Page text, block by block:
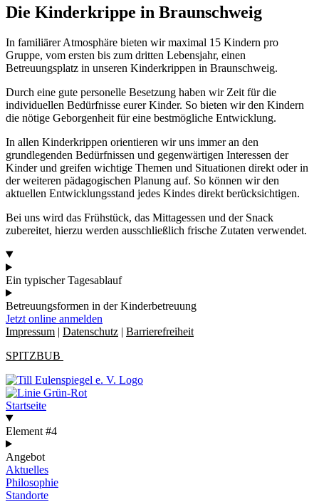
Die Kinderkrippe in Braunschweig
In familiärer Atmosphäre bieten wir maximal 15 Kindern pro
Gruppe, vom ersten bis zum dritten Lebensjahr, einen
Betreuungsplatz in unseren Kinderkrippen in Braunschweig.
Durch eine gute personelle Besetzung haben wir Zeit für die
individuellen Bedürfnisse eurer Kinder. So bieten wir den Kindern
die nötige Geborgenheit für eine bestmögliche Entwicklung.
In allen Kinderkrippen orientieren wir uns immer an den
grundlegenden Bedürfnissen und gegenwärtigen Interessen der
Kinder und greifen wichtige Themen und Situationen direkt oder in
der weiteren pädagogischen Planung auf. So können wir den
aktuellen Entwicklungsstand jedes Kindes direkt berücksichtigen.
Bei uns wird das Frühstück, das Mittag­essen und der Snack
zubereitet, hierzu werden ausschließlich frische Zutaten verwendet.
Ein typischer Tagesablauf
Betreuungsformen in der Kinderbetreuung
Jetzt online anmelden
Impressum | Datenschutz | Barrierefreiheit
SPITZBUB
Startseite
Element #4
Angebot
Aktuelles
Philosophie
Standorte